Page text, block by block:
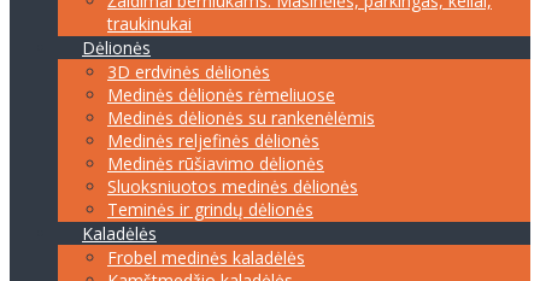
traukinukai
Dėlionės
3D erdvinės dėlionės
Medinės dėlionės rėmeliuose
Medinės dėlionės su rankenėlėmis
Medinės reljefinės dėlionės
Medinės rūšiavimo dėlionės
Sluoksniuotos medinės dėlionės
Teminės ir grindų dėlionės
Kaladėlės
Frobel medinės kaladėlės